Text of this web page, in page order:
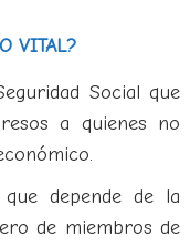
VITAL?
Social que
a quienes no
depende de la
de miembros de